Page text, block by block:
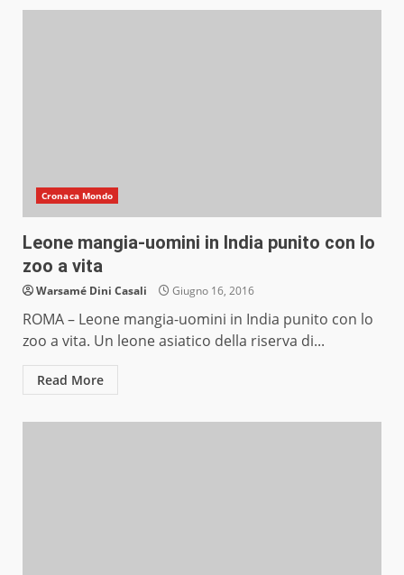
Cronaca Mondo
Leone mangia-uomini in India punito con lo
zoo a vita
Warsamé Dini Casali Giugno 16, 2016
ROMA – Leone mangia-uomini in India punito con lo
zoo a vita. Un leone asiatico della riserva di...
Read More